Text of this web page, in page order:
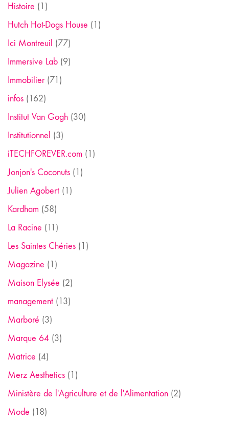
Histoire (1)
Hutch Hot-Dogs House (1)
Ici Montreuil (77)
Immersive Lab (9)
Immobilier(71)
infos (162)
Institut Van Gogh (30)
Institutionnel (3)
iTECHFOREVER.com (1)
Jonjon's Coconuts (1)
Julien Agobert (1)
Kardham (58)
La Racine (11)
Les Saintes Chéries (1)
Magazine (1)
Maison Elysée (2)
management (13)
Marboré (3)
Marque 64 (3)
Matrice (4)
Merz Aesthetics (1)
Ministère de l'Agriculture et de l'Alimentation (2)
Mode (18)